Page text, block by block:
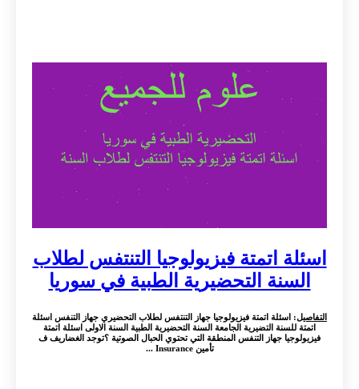
اسئلة اتمتة فيزيولوجيا التنتفس لطلاب
السنة التحضيرية الطبية في سوريا
التفاصيل: اسئلة اتمتة فيزيولوجيا جهاز التنتفس لطلاب التحضيري جهاز التنفس اسئلة
اتمتة للسنة التضيرية الجامعة السنة التحضيرية الطبية السنة الاولى اسئلة اتمتة
فيزيولوجيا جهاز التنفس المنطقة التي تحتوي الحبال الصوتية ؟توجد الغضاريف ف
تأمين Insurance ...